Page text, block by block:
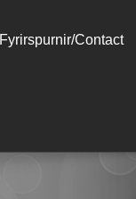
Fyrirspurnir/Contact